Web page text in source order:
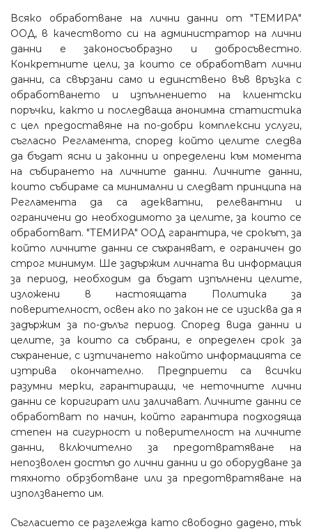
Всяко обработване на лични данни от "ТЕМИРА"
ООД, в качеството си на администратор на лични
данни е законосъобразно и добросъвестно.
Конкретните цели, за които се обработват лични
данни, са свързани само и единствено във връзка с
обработването и изпълнението на клиентски
поръчки, както и последваща анонимна статистика
с цел предоставяне на по-добри комплексни услуги,
съгласно Регламента, според който целите следва
да бъдат ясни и законни и определени към момента
на събирането на личните данни. Личните данни,
които събираме са минимални и следват принципа на
Регламента да са адекватни, релевантни и
ограничени до необходимото за целите, за които се
обработват. "ТЕМИРА" ООД гарантира, че срокът, за
който личните данни се съхраняват, е ограничен до
строг минимум. Ше задържим личната ви информация
за период, необходим да бъдат изпълнени целите,
изложени в настоящата Политика за
поверителност, освен ако по закон не се изисква да я
задържим за по-дълъг период. Според вида данни и
целите, за които са събрани, е определен срок за
съхранение, с изтичането накойто информацията се
изтрива окончателно. Предприети са всички
разумни мерки, гарантиращи, че неточните лични
данни се коригират или заличават. Личните данни се
обработват по начин, който гарантира подходяща
степен на сигурност и поверителност на личните
данни, включително за предотвратяване на
непозволен достъп до лични данни и до оборудване за
тяхното обрзботване или за предотвратяване на
използването им.
Съгласието се разглежда като свободно дадено, тък